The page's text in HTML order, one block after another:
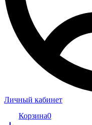
Личный кабинет
Корзина0